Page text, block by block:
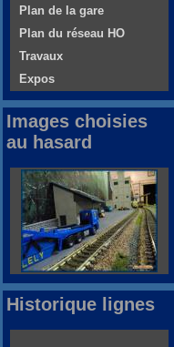
Plan de la gare
Plan du réseau HO
Travaux
Expos
Images choisies
au hasard
Historique lignes